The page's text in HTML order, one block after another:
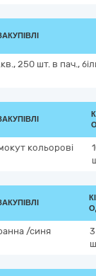
250 шт. в пач.,
кольорові
/синя